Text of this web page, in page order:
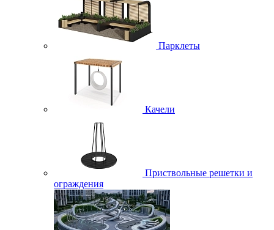
Парклеты
Качели
Приствольные решетки и
ограждения